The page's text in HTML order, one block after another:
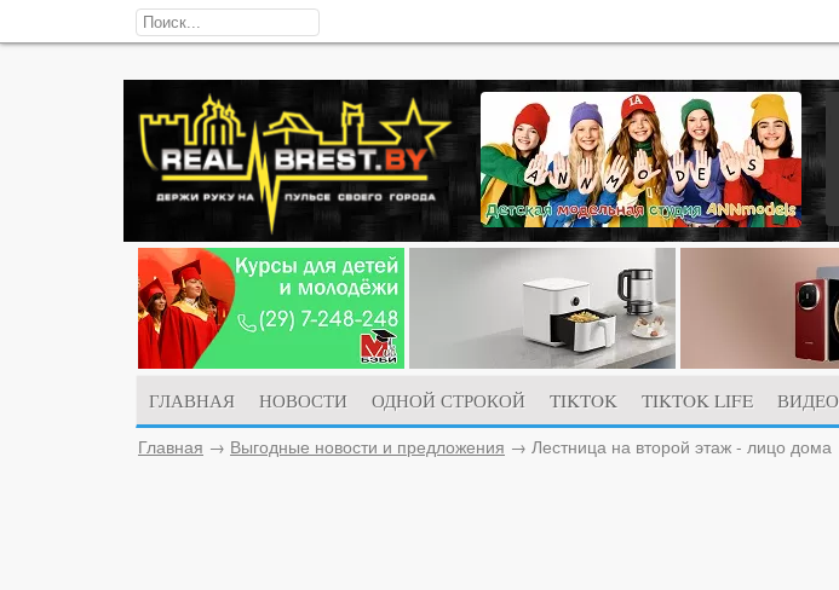
ГЛАВНАЯ НОВОСТИ ОДНОЙ СТРОКОЙ TIKTOK TIKTOK LIFE ВИДЕО
Главная → Выгодные новости и предложения → Лестница на второй этаж - лицо дома